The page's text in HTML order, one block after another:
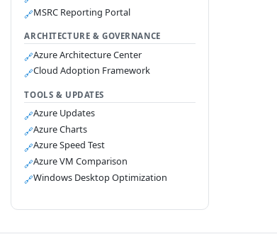
🔗MSRC Reporting Portal
ARCHITECTURE & GOVERNANCE
🔗Azure Architecture Center
🔗Cloud Adoption Framework
TOOLS & UPDATES
🔗Azure Updates
🔗Azure Charts
🔗Azure Speed Test
🔗Azure VM Comparison
🔗Windows Desktop Optimization